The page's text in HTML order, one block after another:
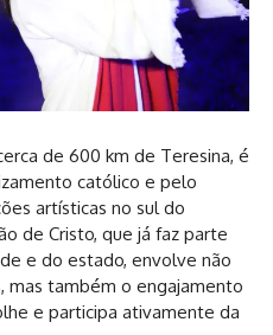
de 600 km de Teresina, é
católico e pelo
artísticas no sul do
de Cristo, que já faz parte
e do estado, envolve não
mas também o engajamento
e participa ativamente da